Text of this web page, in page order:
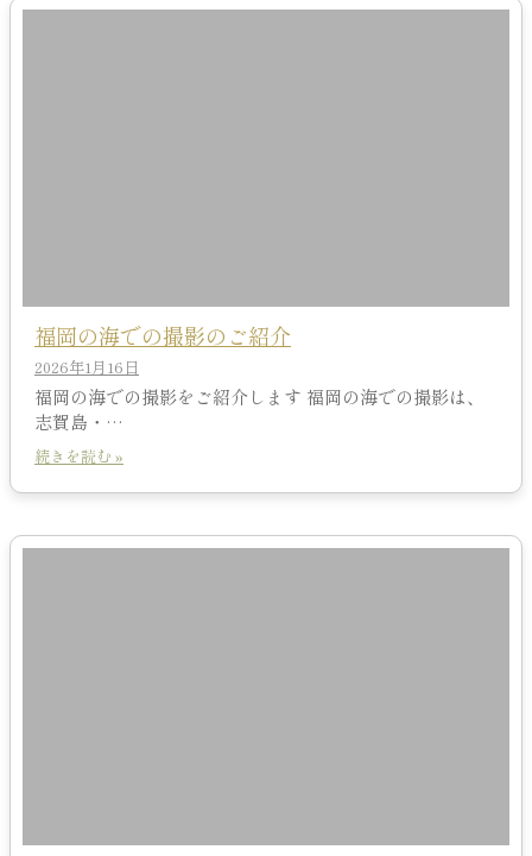
福岡の海での撮影のご紹介
2026年1月16日
福岡の海での撮影をご紹介します 福岡の海での撮影は、
志賀島・…
続きを読む »